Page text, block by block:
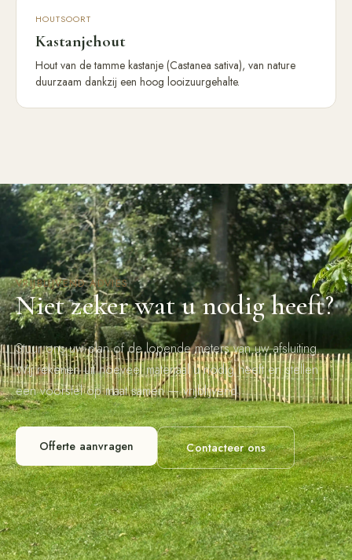
HOUTSOORT
Kastanjehout
Hout van de tamme kastanje (Castanea sativa), van nature
duurzaam dankzij een hoog looizuurgehalte.
VRIJBLIJVEND ADVIES
Niet zeker wat u nodig heeft?
Stuur ons uw plan of de lopende meters van uw afsluiting.
Wij rekenen uit hoeveel materiaal u nodig heeft en stellen
een voorstel op maat samen — vrijblijvend.
Offerte aanvragen Contacteer ons